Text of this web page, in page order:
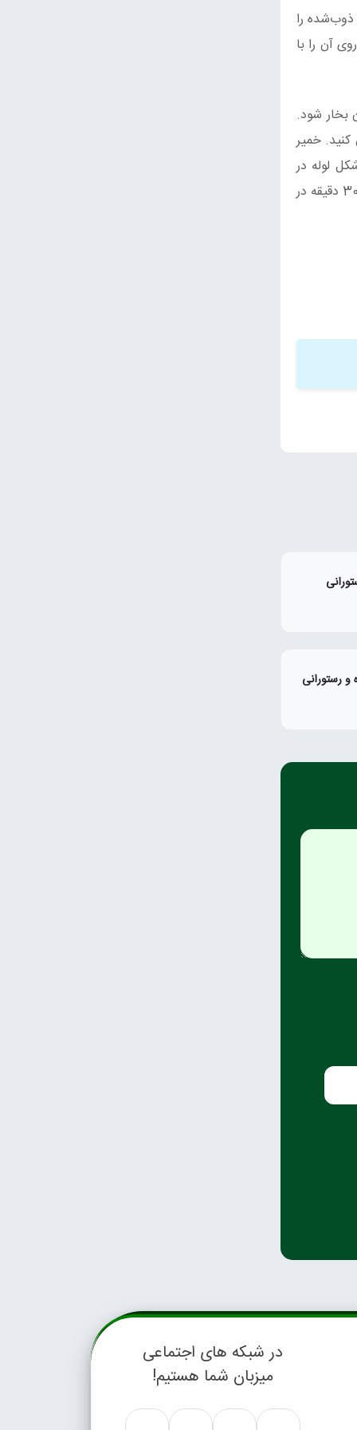
ذوب‌شده را
آن را با
بخار شود.
خمیر
و شکل لوله در
آورید. آنها را در سینی فر چیده و روی آنها را با برس تخم مرغ کمی زده‌شده بمالید و دانه کنجد بپاشید. سینی را حدود 25 الی 30 دقیقه در
در شبکه های اجتماعی
میزبان شما هستیم!